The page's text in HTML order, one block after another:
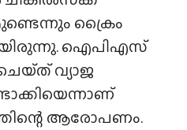
ക്രൈം
ഐപിഎസ്
വ്യാജ
ആരോപണം.